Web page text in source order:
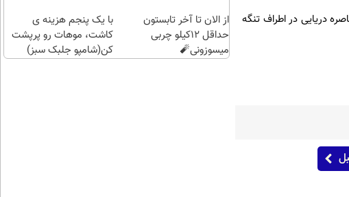
دریایی در اطراف تنگه
از الان تا آخر تابستون
حداقل 12کیلو چربی
میسوزونی🧨
با یک پنجم هزینه ی
کاشت، موهات رو پرپشت
کن(شامپو جلبک سبز)